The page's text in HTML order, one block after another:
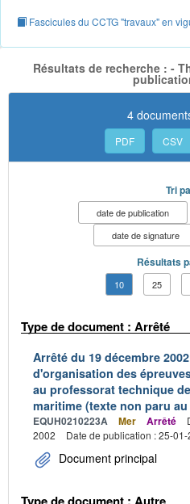
Fascicules du CCTG "travaux" en
Résultats de recherche : -
4
PDF CSV
Tri
date de publication
date de signature
Résultats
10 25
Type de document : Arrêté
Arrêté du 19 décembre
d'organisation des
au professorat technique
maritime (texte non paru
EQUH0210223A Mer Arrêté
2002
Date de publication : 25-01-
Document principal